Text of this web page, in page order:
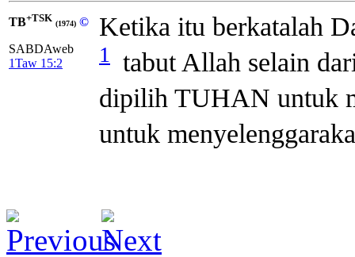
TB+TSK (1974) ©
SABDAweb
1Taw 15:2
Ketika itu berkatalah
1
tabut Allah selain
dipilih TUHAN untuk
untuk